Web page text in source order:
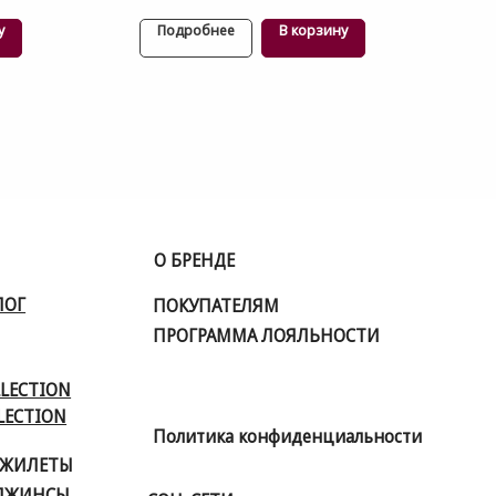
Подробнее В корзину